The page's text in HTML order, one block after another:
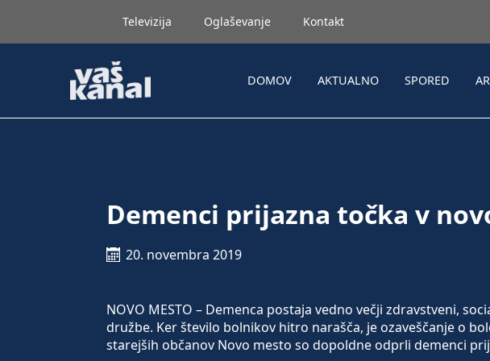
Televizija Oglaševanje Kontakt
DOMOV AKTUALNO SPORED
Demenci prijazna točka v
20. novembra 2019
NOVO MESTO – Demenca postaja vedno večji zdravstveni,
družbe. Ker število bolnikov hitro narašča, je ozaveščanje o
starejših občanov Novo mesto so dopoldne odprli demenci